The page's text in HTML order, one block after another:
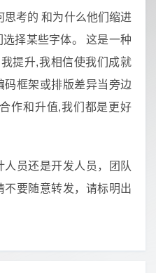
思考的 和为什么他们缩进
择某些字体。 这是一种
提升,我相信使我们成就
框架或排版差异当旁边
作和升值,我们都是更好
员还是开发人员，团队
不要随意转发，请标明出